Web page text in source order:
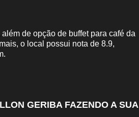
de opção de buffet para café da
o local possui nota de 8.9,
GERIBA FAZENDO A SUA